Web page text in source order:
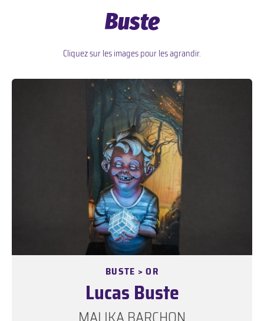
Buste
Cliquez sur les images pour les agrandir.
BUSTE > OR
Lucas Buste